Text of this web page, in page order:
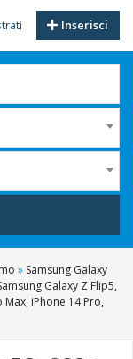
Inserisci
» Samsung Galaxy
Galaxy Z Flip5,
Max, iPhone 14 Pro,